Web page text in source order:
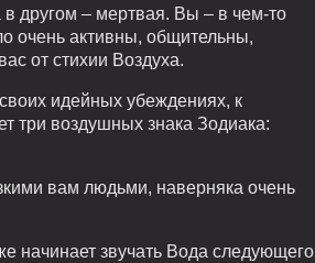
другом – мертвая. Вы – в чем-то
очень активны, общительны,
от стихии Воздуха.
идейных убеждениях, к
три воздушных знака Зодиака:
вам людьми, наверняка очень
начинает звучать Вода следующего